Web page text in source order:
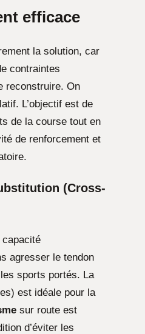
efficace
la solution, car
contraintes
reconstruire. On
L’objectif est de
de la course tout en
de renforcement et
(Cross-
agresser le tendon
sports portés. La
est idéale pour la
sur route est
d’éviter les